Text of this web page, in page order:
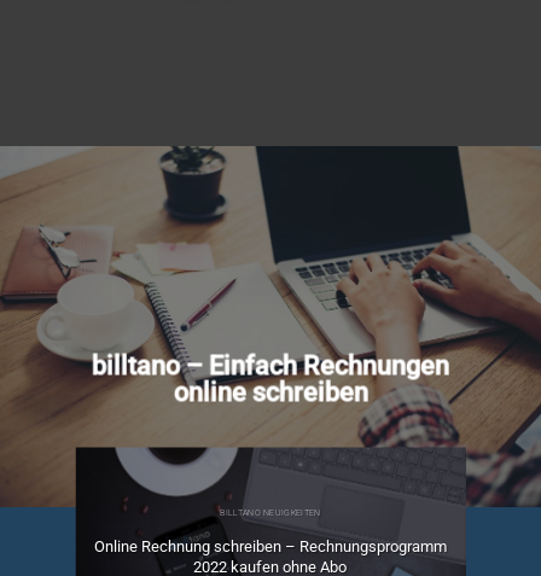
billtano – Einfach Rechnungen
online schreiben
BILLTANO NEUIGKEITEN
Online Rechnung schreiben – Rechnungsprogramm
2022 kaufen ohne Abo